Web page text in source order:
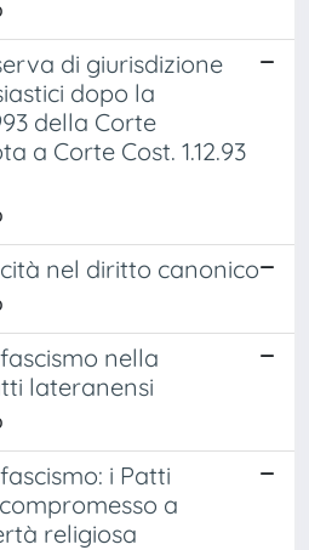
di giurisdizione
dopo la
della Corte
a Corte Cost. 1.12.93
nel diritto canonico
nella
lateranensi
i Patti
a
religiosa